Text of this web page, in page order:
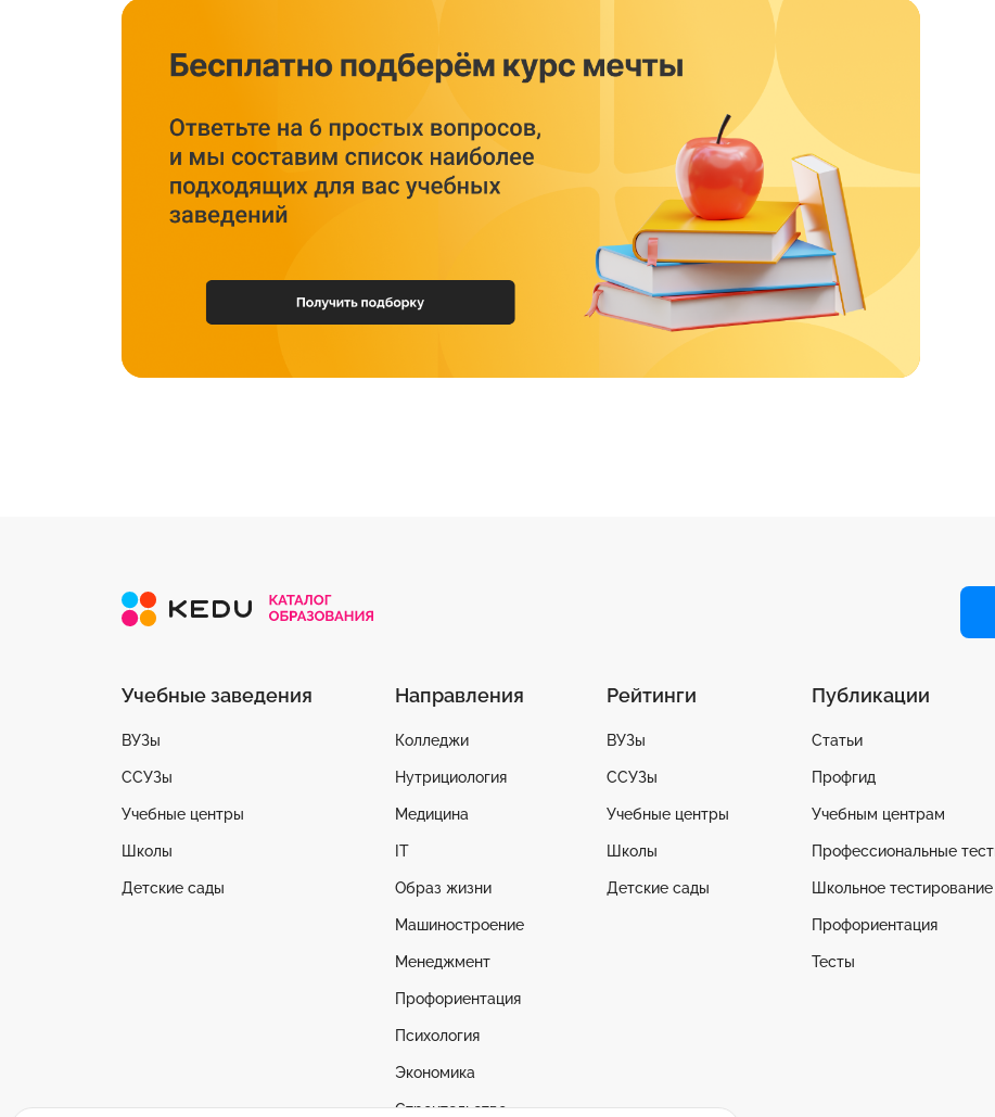
Учебные заведения
ВУЗы
ССУЗы
Учебные центры
Школы
Детские сады
Направления
Колледжи
Нутрициология
Медицина
IT
Образ жизни
Машиностроение
Менеджмент
Профориентация
Психология
Экономика
Строительство
Рейтинги
ВУЗы
ССУЗы
Учебные центры
Школы
Детские сады
Публикации
Статьи
Профгид
Учебным центрам
Профессиональные
Школьное тестирование
Профориентация
Тесты